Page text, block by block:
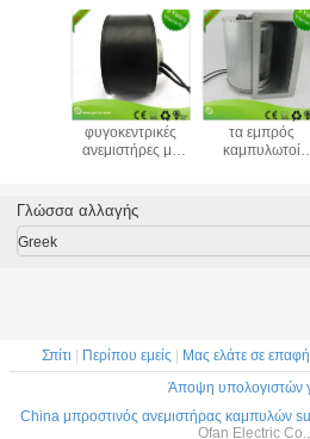
Για
Ec Ραδιακές
φυγοκεντρικές
ανεμιστήρες με
δωματίου
Δύο είσοδο
τα εμπρός
καμπυλωτοί
Γλώσσα αλλαγής
Greek
Σπίτι Περίπου εμείς Μας ελάτε σε
Άποψη υπολογιστών
China μπροστινός ανεμιστήρας καμπυλών
Ofan Electric